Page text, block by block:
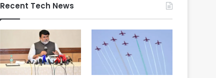
Recent Tech News